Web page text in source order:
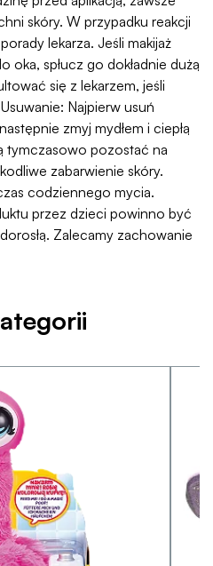
skóry. W przypadku reakcji
lekarza. Jeśli makijaż
oka, spłucz go dokładnie dużą
się z lekarzem, jeśli
Najpierw usuń
zmyj mydłem i ciepłą
tymczasowo pozostać na
zabarwienie skóry.
codziennego mycia.
przez dzieci powinno być
Zalecamy zachowanie